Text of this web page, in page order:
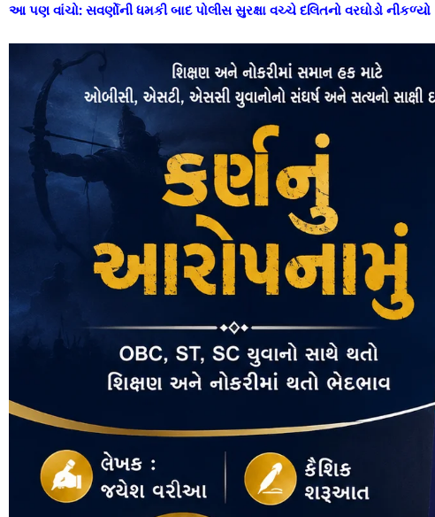
આ પણ વાંચો: સવર્ણોની ધમકી બાદ પોલીસ સુરક્ષા વચ્ચે દલિતનો વરઘોડો નીકળ્યો